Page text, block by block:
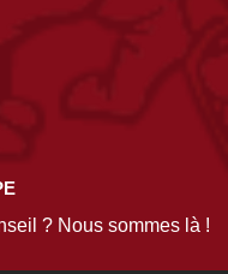
? Nous sommes là !